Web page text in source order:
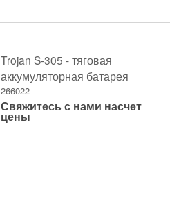
Trojan S-305 - тяговая
аккумуляторная батарея
266022
Свяжитесь с нами насчет
цены